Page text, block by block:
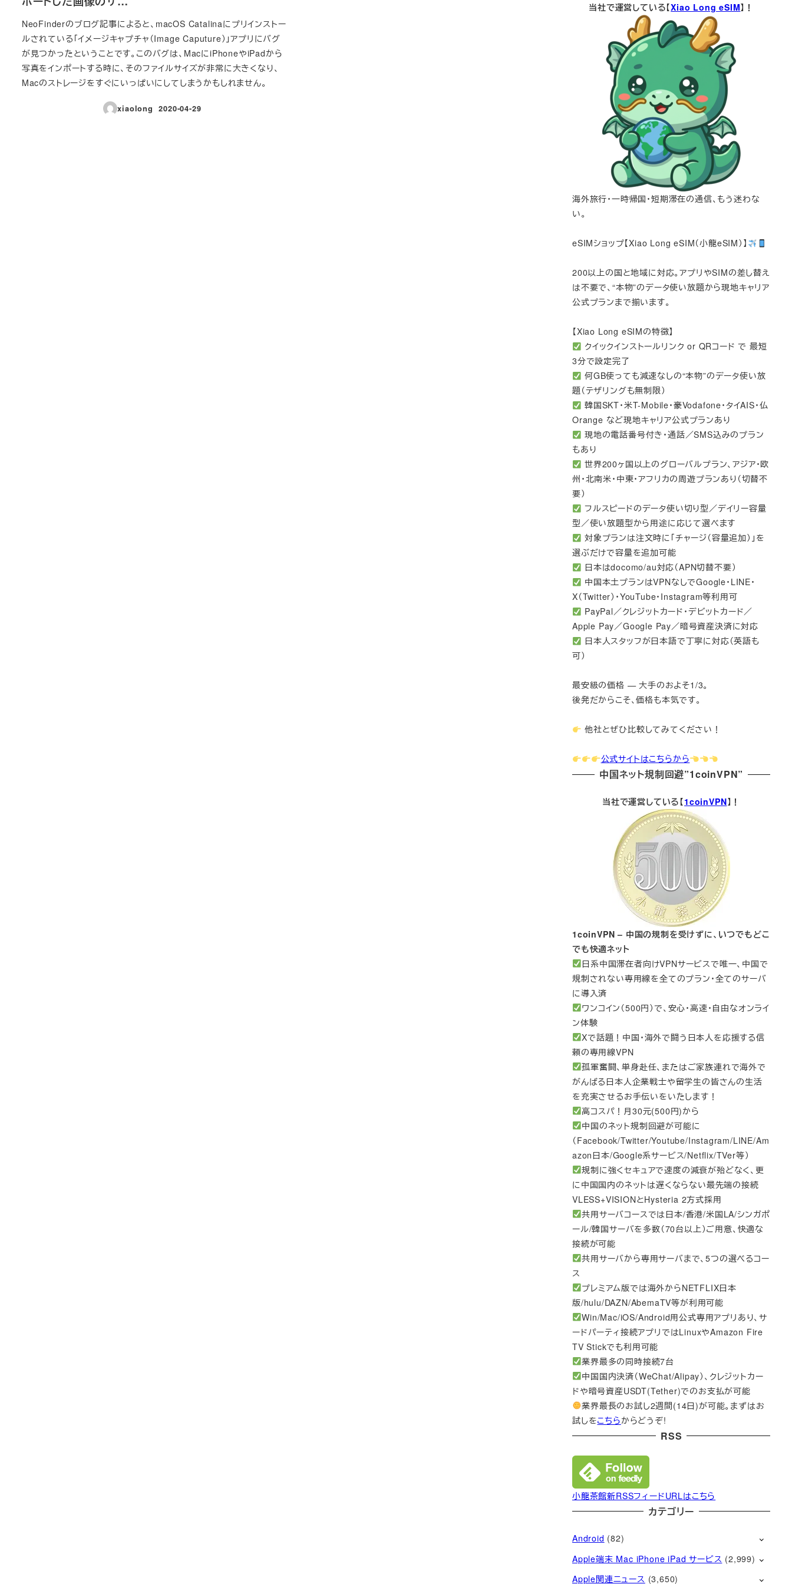
NeoFinderのブログ記事によると、macOS Catalinaにプリインストー
ルされている「イメージキャプチャ（Image Caputure）」アプリにバグ
が見つかったということです。このバグは、MacにiPhoneやiPadから
写真をインポートする時に、そのファイルサイズが非常に大きくなり、
Macのストレージをすぐにいっぱいにしてしまうかもしれません。
xiaolong
投稿日
2020-04-29
当社で運営している【Xiao Long eSIM】！
海外旅行・一時帰国・短期滞在の通信、もう迷わな
い。
eSIMショップ【Xiao Long eSIM（小龍eSIM）】
200以上の国と地域に対応。アプリやSIMの差し替え
は不要で、“本物”のデータ使い放題から現地キャリア
公式プランまで揃います。
【Xiao Long eSIMの特徴】
クイックインストールリンク or QRコード で 最短
3分で設定完了
何GB使っても減速なしの“本物”のデータ使い放
題（テザリングも無制限）
韓国SKT・米T-Mobile・豪Vodafone・タイAIS・仏
Orange など現地キャリア公式プランあり
現地の電話番号付き・通話／SMS込みのプラン
もあり
世界200ヶ国以上のグローバルプラン、アジア・欧
州・北南米・中東・アフリカの周遊プランあり（切替不
要）
フルスピードのデータ使い切り型／デイリー容量
型／使い放題型から用途に応じて選べます
対象プランは注文時に「チャージ（容量追加）」を
選ぶだけで容量を追加可能
日本はdocomo/au対応（APN切替不要）
中国本土プランはVPNなしでGoogle・LINE・
X（Twitter）・YouTube・Instagram等利用可
PayPal／クレジットカード・デビットカード／
Apple Pay／Google Pay／暗号資産決済に対応
日本人スタッフが日本語で丁寧に対応（英語も
可）
最安級の価格 — 大手のおよそ1/3。
後発だからこそ、価格も本気です。
他社とぜひ比較してみてください！
公式サイトはこちらから
中国ネット規制回避”1coinVPN”
当社で運営している【1coinVPN】！
1coinVPN – 中国の規制を受けずに、いつでもどこ
でも快適ネット
日系中国滞在者向けVPNサービスで唯一、中国で
規制されない専用線を全てのプラン・全てのサーバ
に導入済
ワンコイン（500円）で、安心・高速・自由なオンライ
ン体験
Xで話題！中国・海外で闘う日本人を応援する信
頼の専用線VPN
孤軍奮闘、単身赴任、またはご家族連れで海外で
がんばる日本人企業戦士や留学生の皆さんの生活
を充実させるお手伝いをいたします！
高コスパ！月30元(500円)から
中国のネット規制回避が可能に
（Facebook/Twitter/Youtube/Instagram/LINE/Am
azon日本/Google系サービス/Netflix/TVer等）
規制に強くセキュアで速度の減衰が殆どなく、更
に中国国内のネットは遅くならない最先端の接続
VLESS+VISIONとHysteria 2方式採用
共用サーバコースでは日本/香港/米国LA/シンガポ
ール/韓国サーバを多数（70台以上）ご用意、快適な
接続が可能
共用サーバから専用サーバまで、5つの選べるコー
ス
プレミアム版では海外からNETFLIX日本
版/hulu/DAZN/AbemaTV等が利用可能
Win/Mac/iOS/Android用公式専用アプリあり、サ
ードパーティ接続アプリではLinuxやAmazon Fire
TV Stickでも利用可能
業界最多の同時接続7台
中国国内決済（WeChat/Alipay）、クレジットカー
ドや暗号資産USDT(Tether)でのお支払が可能
業界最長のお試し2週間(14日)が可能。まずはお
試しをこちらからどうぞ!
RSS
小龍茶館新RSSフィードURLはこちら
カテゴリー
Android (82)
Apple端末 Mac iPhone iPad サービス (2,999)
Apple関連ニュース (3,650)